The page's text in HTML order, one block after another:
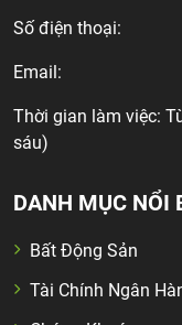
Số điện thoại:
Email:
Thời gian làm việc:
sáu)
DANH MỤC NỔI
Bất Động Sản
Tài Chính Ngân